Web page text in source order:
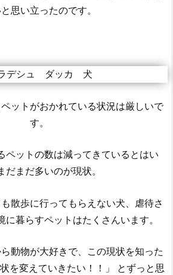
思い立ったのです。
ットがおかれている状況は厳しいで
す。
ペットの数は減ってきているとはい
だまだ多いのが現状。
散歩に行ってもらえない犬、虐待さ
に暮らすペットはたくさんいます。
動物が大好きで、この現状を知った
を変えていきたい！！」 とずっと思